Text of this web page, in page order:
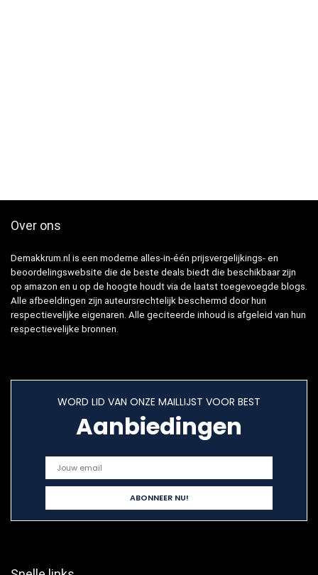
Over ons
Demakkrum.nl is een moderne alles-in-één prijsvergelijkings- en
beoordelingswebsite die de beste deals biedt die beschikbaar zijn
op amazon en u op de hoogte houdt via de laatst toegevoegde blogs.
Alle afbeeldingen zijn auteursrechtelijk beschermd door hun
respectievelijke eigenaren. Alle geciteerde inhoud is afgeleid van hun
respectievelijke bronnen.
WORD LID VAN ONZE MAILLIJST VOOR BEST
Aanbiedingen